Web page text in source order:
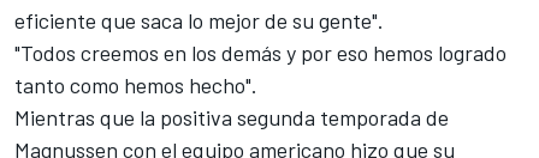
eficiente que saca lo mejor de su gente".
"Todos creemos en los demás y por eso hemos logrado
tanto como hemos hecho".
Mientras que la positiva segunda temporada de
Magnussen con el equipo americano hizo que su